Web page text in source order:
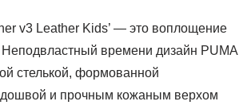
v3 Leather Kids’ — это воплощение
времени дизайн PUMA
стелькой, формованной
и прочным кожаным верхом